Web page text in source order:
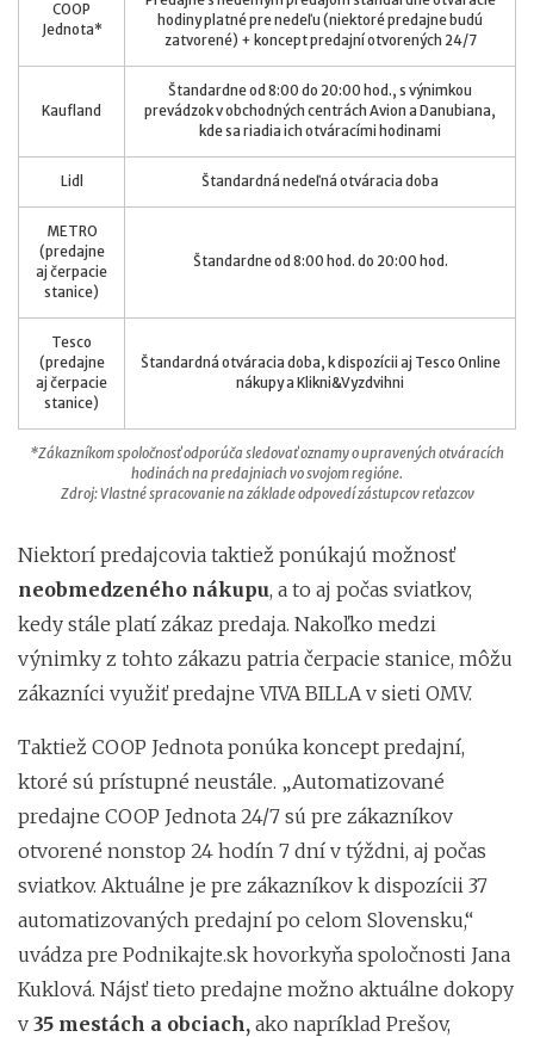
*Zákazníkom spoločnosť odporúča sledovať oznamy o upravených otváracích
hodinách na predajniach vo svojom regióne.
Zdroj: Vlastné spracovanie na základe odpovedí zástupcov reťazcov
COOP
Jednota*
hodiny platné pre nedeľu (niektoré predajne budú
zatvorené) + koncept predajní otvorených 24/7
Kaufland
Štandardne od 8:00 do 20:00 hod., s výnimkou
prevádzok v obchodných centrách Avion a Danubiana,
kde sa riadia ich otváracími hodinami
Lidl Štandardná nedeľná otváracia doba
METRO
(predajne
aj čerpacie
stanice)
Štandardne od 8:00 hod. do 20:00 hod.
Tesco
(predajne
aj čerpacie
stanice)
Štandardná otváracia doba, k dispozícii aj Tesco Online
nákupy a Klikni&Vyzdvihni
Niektorí predajcovia taktiež ponúkajú možnosť
neobmedzeného nákupu, a to aj počas sviatkov,
kedy stále platí zákaz predaja. Nakoľko medzi
výnimky z tohto zákazu patria čerpacie stanice, môžu
zákazníci využiť predajne VIVA BILLA v sieti OMV.
Taktiež COOP Jednota ponúka koncept predajní,
ktoré sú prístupné neustále. „Automatizované
predajne COOP Jednota 24/7 sú pre zákazníkov
otvorené nonstop 24 hodín 7 dní v týždni, aj počas
sviatkov. Aktuálne je pre zákazníkov k dispozícii 37
automatizovaných predajní po celom Slovensku,“
uvádza pre Podnikajte.sk hovorkyňa spoločnosti Jana
Kuklová. Nájsť tieto predajne možno aktuálne dokopy
v 35 mestách a obciach, ako napríklad Prešov,